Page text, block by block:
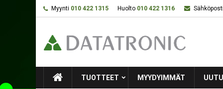
Myynti 010 422 1315 Huolto 010 422 1316
TUOTTEET MYYDYIMMÄT